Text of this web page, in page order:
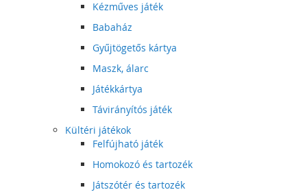
Kézműves játék
Babaház
Gyűjtögetős kártya
Maszk, álarc
Játékkártya
Távirányítós játék
Kültéri játékok
Felfújható játék
Homokozó és tartozék
Játszótér és tartozék